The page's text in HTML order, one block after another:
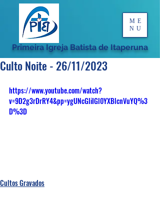
Primeira Igreja Batista de Itaperuna
ME
NU
Culto Noite - 26/11/2023
https://www.youtube.com/watch?
v=9D2g3rDrRY4&pp=ygUNcGliIGl0YXBlcnVuYQ%3
D%3D
Cultos Gravados